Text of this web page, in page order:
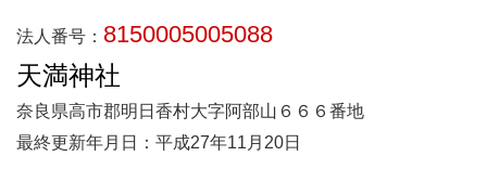
法人番号： 8150005005088
天満神社
奈良県高市郡明日香村大字阿部山６６６番地
最終更新年月日：平成27年11月20日